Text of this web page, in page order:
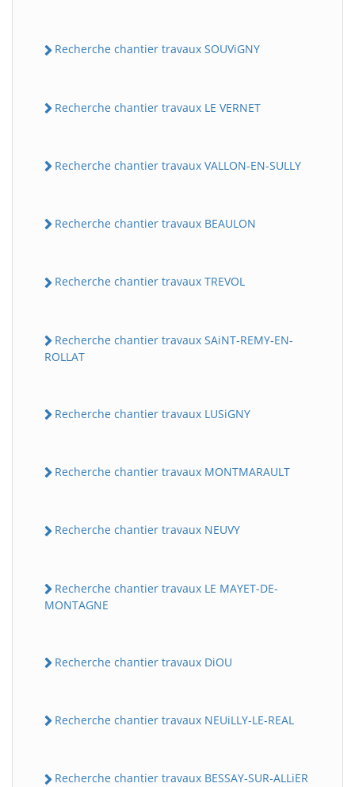
Recherche chantier travaux SOUViGNY
Recherche chantier travaux LE VERNET
Recherche chantier travaux VALLON-EN-SULLY
Recherche chantier travaux BEAULON
Recherche chantier travaux TREVOL
Recherche chantier travaux SAiNT-REMY-EN-
ROLLAT
Recherche chantier travaux LUSiGNY
Recherche chantier travaux MONTMARAULT
Recherche chantier travaux NEUVY
Recherche chantier travaux LE MAYET-DE-
MONTAGNE
Recherche chantier travaux DiOU
Recherche chantier travaux NEUiLLY-LE-REAL
Recherche chantier travaux BESSAY-SUR-ALLiER